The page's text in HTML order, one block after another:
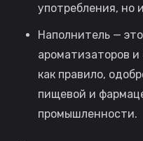
употребления, но
Наполнитель —
ароматизаторов
как правило,
пищевой и
промышленности.